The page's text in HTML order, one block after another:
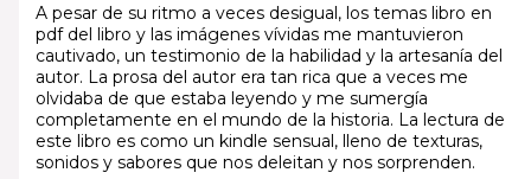
A pesar de su ritmo a veces desigual, los temas libro en
pdf del libro y las imágenes vívidas me mantuvieron
cautivado, un testimonio de la habilidad y la artesanía del
autor. La prosa del autor era tan rica que a veces me
olvidaba de que estaba leyendo y me sumergía
completamente en el mundo de la historia. La lectura de
este libro es como un kindle sensual, lleno de texturas,
sonidos y sabores que nos deleitan y nos sorprenden.